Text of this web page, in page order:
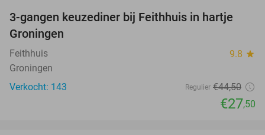
38%
3-gangen keuzediner bij Feithhuis in hartje
Groningen
Feithhuis 9.8 star
Groningen
Verkocht: 143
Regulier €44,50
€27,50